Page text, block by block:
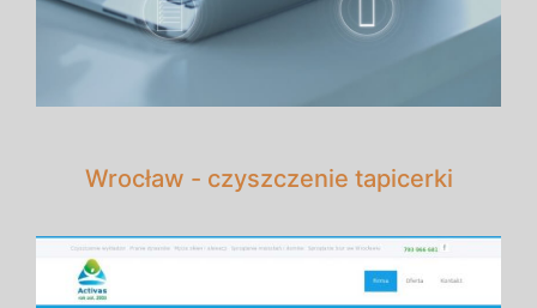
Wrocław - czyszczenie tapicerki